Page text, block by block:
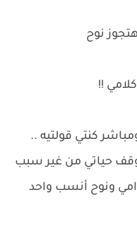
نوح
!!
كنتي قولتيه ..
حياتي من غير سبب
قدامي ونوح أنسب واحد